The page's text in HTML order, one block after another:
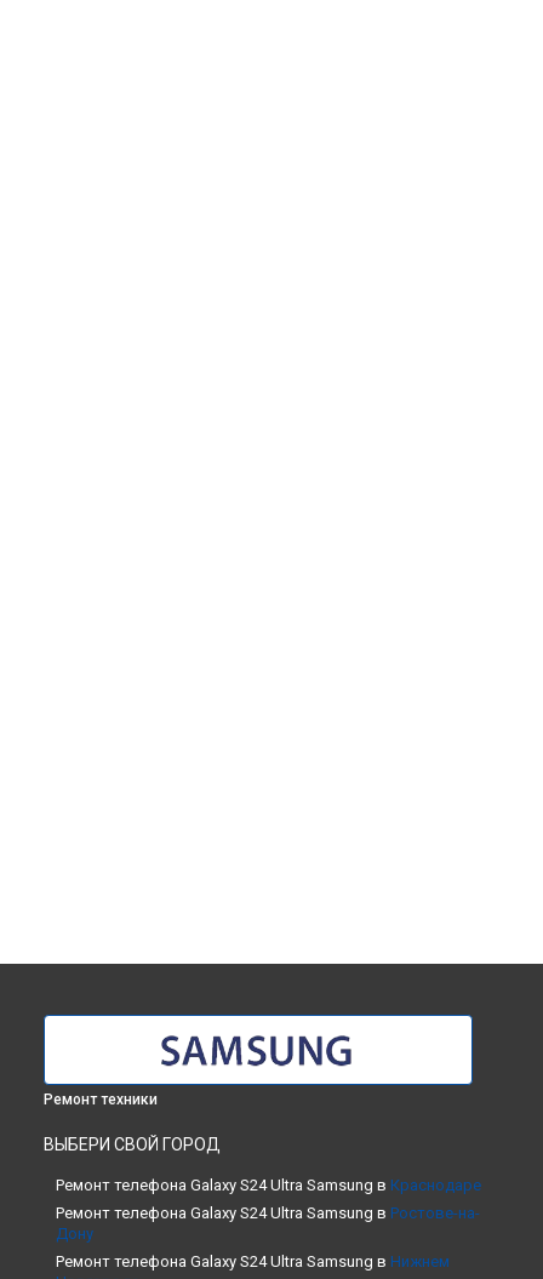
Ремонт техники
ВЫБЕРИ СВОЙ ГОРОД
Ремонт телефона Galaxy S24 Ultra Samsung в Краснодаре
Ремонт телефона Galaxy S24 Ultra Samsung в Ростове-на-
Дону
Ремонт телефона Galaxy S24 Ultra Samsung в Нижнем